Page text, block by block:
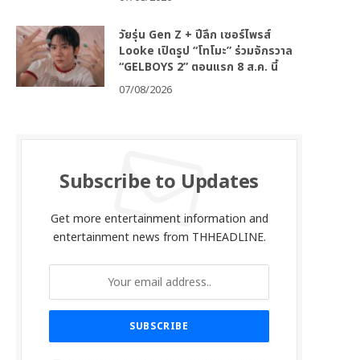
วัยรุ่น Gen Z + ปีลึก เซอร์ไพรส์
Looke เปิดรูป “โทโมะ” ร่วมจักรวาล
“GELBOYS 2” ตอนแรก 8 ส.ค. นี้
07/08/2026
Subscribe to Updates
Get more entertainment information and
entertainment news from THHEADLINE.